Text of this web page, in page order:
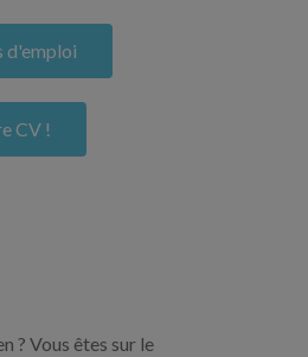
d'emploi
CV !
? Vous êtes sur le